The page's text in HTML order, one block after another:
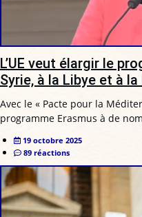
L’UE veut élargir le
Syrie, à la Libye et à
Avec le « Pacte pour la
programme Erasmus à de
19 octobre 2025
89 réactions